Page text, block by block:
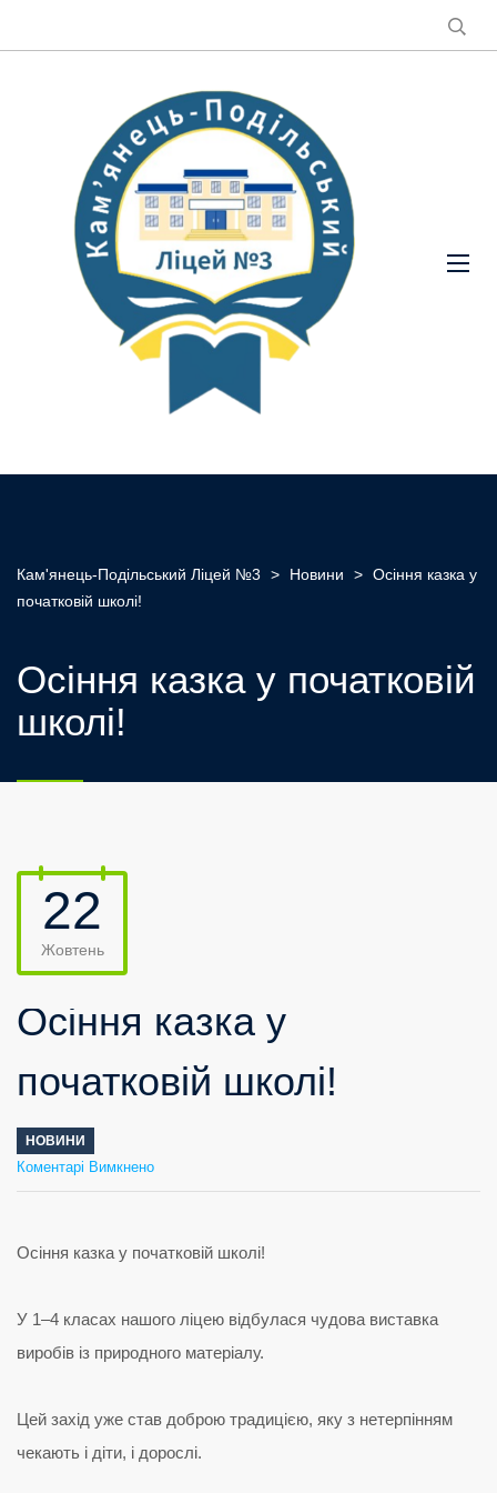
Кам'янець-Подільський Ліцей №3 > Новини > Осіння казка у
початковій школі!
Осіння казка у початковій
школі!
22
Жовтень
Осіння казка у
початковій школі!
НОВИНИ
Коментарі Вимкненодо
Осіння
казка
школі!
Осіння казка у початковій школі!
У 1–4 класах нашого ліцею відбулася чудова виставка
виробів із природного матеріалу.
Цей захід уже став доброю традицією, яку з нетерпінням
чекають і діти, і дорослі.